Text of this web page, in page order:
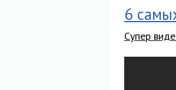
6
Супер